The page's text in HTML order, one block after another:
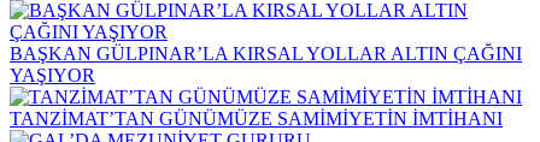
BAŞKAN GÜLPINAR’LA KIRSAL YOLLAR ALTIN ÇAĞINI
YAŞIYOR
TANZİMAT’TAN GÜNÜMÜZE SAMİMİYETİN İMTİHANI